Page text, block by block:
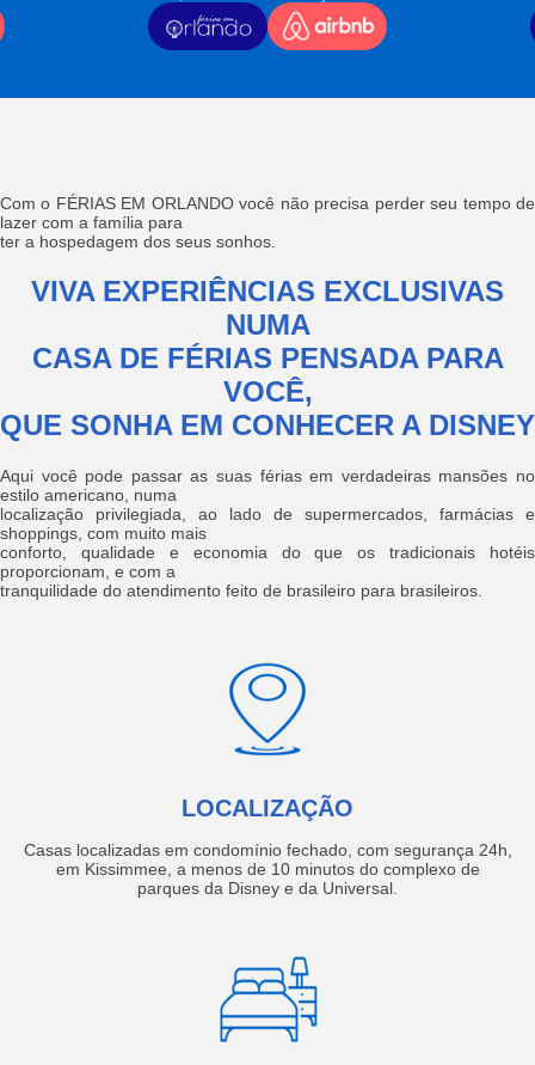
Com o FÉRIAS EM ORLANDO você não precisa perder seu tempo de
lazer com a família para
ter a hospedagem dos seus sonhos.
VIVA EXPERIÊNCIAS EXCLUSIVAS
NUMA
CASA DE FÉRIAS PENSADA PARA
VOCÊ,
QUE SONHA EM CONHECER A DISNEY
Aqui você pode passar as suas férias em verdadeiras mansões no
estilo americano, numa
localização privilegiada, ao lado de supermercados, farmácias e
shoppings, com muito mais
conforto, qualidade e economia do que os tradicionais hotéis
proporcionam, e com a
tranquilidade do atendimento feito de brasileiro para brasileiros.
LOCALIZAÇÃO
Casas localizadas em condomínio fechado, com segurança 24h,
em Kissimmee, a menos de 10 minutos do complexo de
parques da Disney e da Universal.